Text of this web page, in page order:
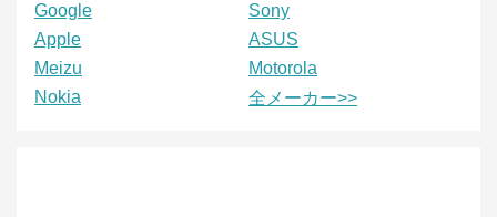
Google
Sony
Apple
ASUS
Meizu
Motorola
Nokia
全メーカー>>